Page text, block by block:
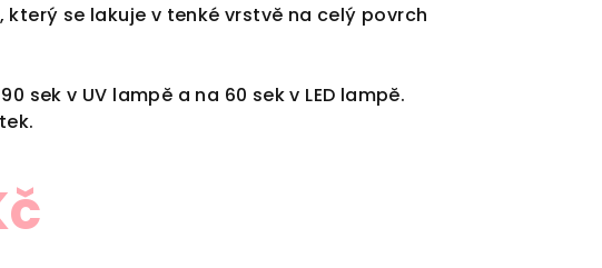
který se lakuje v tenké vrstvě na celý povrch
sek v UV lampě a na 60 sek v LED lampě.